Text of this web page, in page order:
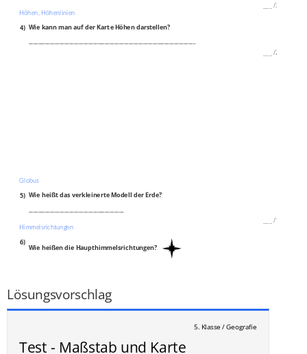
/3P
Höhen, Höhenlinien
4) Wie kann man auf der Karte Höhen darstellen?
/2P
Globus
5) Wie heißt das verkleinerte Modell der Erde?
/1P
Himmelsrichtungen
6)
Wie heißen die Haupthimmelsrichtungen?
Lösungsvorschlag
5. Klasse / Geografie
Test - Maßstab und Karte